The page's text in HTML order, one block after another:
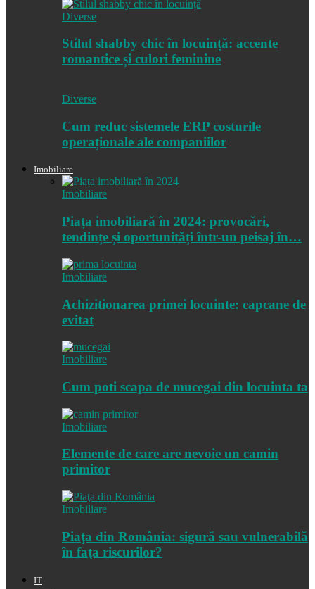
Diverse
Stilul shabby chic în locuință: accente
romantice și culori feminine
Diverse
Cum reduc sistemele ERP costurile
operaționale ale companiilor
Imobiliare
Imobiliare
Piața imobiliară în 2024: provocări,
tendințe și oportunități într-un peisaj în…
Imobiliare
Achizitionarea primei locuinte: capcane de
evitat
Imobiliare
Cum poti scapa de mucegai din locuinta ta
Imobiliare
Elemente de care are nevoie un camin
primitor
Imobiliare
Piaţa din România: sigură sau vulnerabilă
în faţa riscurilor?
IT